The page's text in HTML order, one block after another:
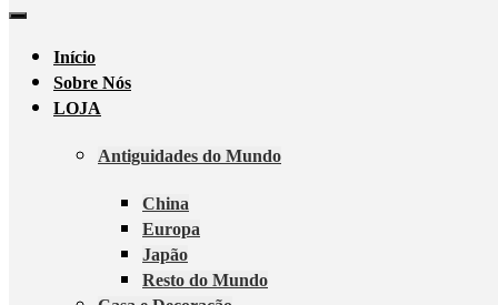
Início
Sobre Nós
LOJA
Antiguidades do Mundo
China
Europa
Japão
Resto do Mundo